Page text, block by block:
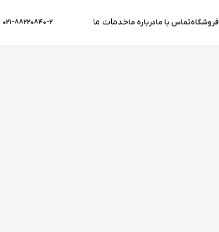
فروشگاهتماس با مادرباره ماخدمات ما ۰۲۱-۸۸۲۲۰۸۴۰-۲